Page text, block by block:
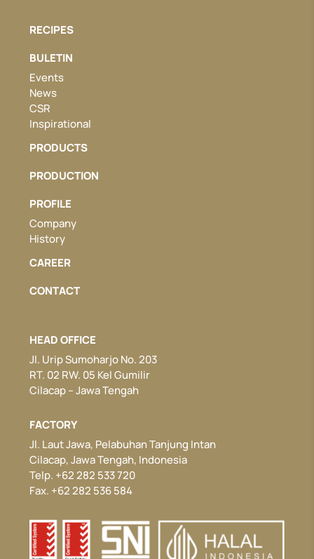
RECIPES
BULETIN
Events
News
CSR
Inspirational
PRODUCTS
PRODUCTION
PROFILE
Company
History
CAREER
CONTACT
HEAD OFFICE
Jl. Urip Sumoharjo No. 203
RT. 02 RW. 05 Kel Gumilir
Cilacap – Jawa Tengah
FACTORY
Jl. Laut Jawa, Pelabuhan Tanjung Intan
Cilacap, Jawa Tengah, Indonesia
Telp. +62 282 533 720
Fax. +62 282 536 584